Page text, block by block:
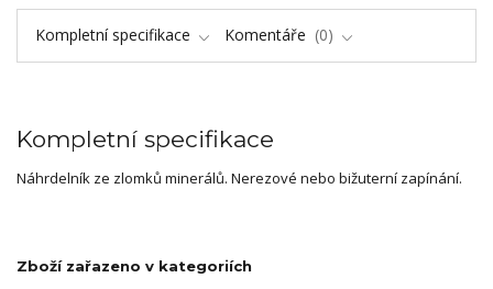
Kompletní specifikace Komentáře 0
Kompletní specifikace
Náhrdelník ze zlomků minerálů. Nerezové nebo bižuterní zapínání.
Zboží zařazeno v kategoriích